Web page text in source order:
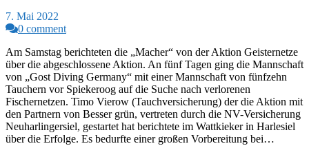
7. Mai 2022
0 comment
Am Samstag berichteten die „Macher“ von der Aktion Geisternetze
über die abgeschlossene Aktion. An fünf Tagen ging die Mannschaft
von „Gost Diving Germany“ mit einer Mannschaft von fünfzehn
Tauchern vor Spiekeroog auf die Suche nach verlorenen
Fischernetzen. Timo Vierow (Tauchversicherung) der die Aktion mit
den Partnern von Besser grün, vertreten durch die NV-Versicherung
Neuharlingersiel, gestartet hat berichtete im Wattkieker in Harlesiel
über die Erfolge. Es bedurfte einer großen Vorbereitung bei…